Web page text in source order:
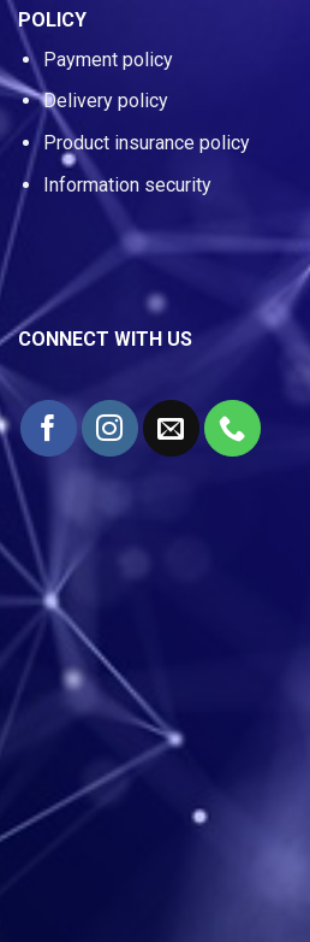
POLICY
Payment policy
Delivery policy
Product insurance policy
Information security
CONNECT WITH US